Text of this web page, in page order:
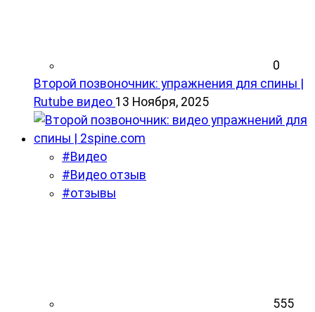
0
Второй позвоночник: упражнения для спины |
Rutube видео 13 Ноября, 2025
#Видео
#Видео отзыв
#отзывы
555